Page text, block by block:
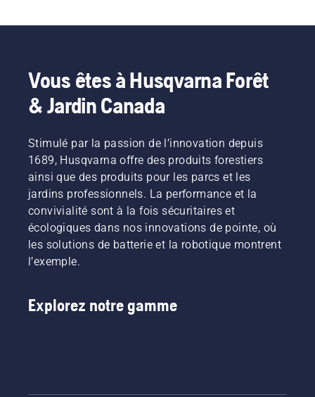
Vous êtes à Husqvarna Forêt
& Jardin Canada
Stimulé par la passion de l’innovation depuis
1689, Husqvarna offre des produits forestiers
ainsi que des produits pour les parcs et les
jardins professionnels. La performance et la
convivialité sont à la fois sécuritaires et
écologiques dans nos innovations de pointe, où
les solutions de batterie et la robotique montrent
l’exemple.
Explorez notre gamme